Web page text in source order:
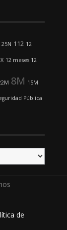
25N 112 12
12 meses 12
8M 15M
Pública
de